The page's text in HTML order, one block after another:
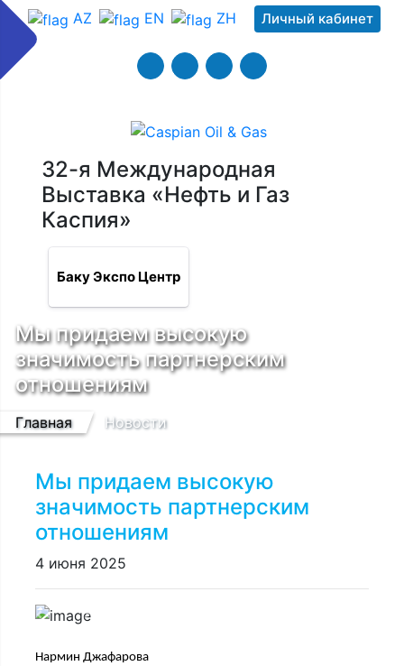
AZ EN ZH Личный кабинет
32-я Международная
Выставка «Нефть и Газ
Каспия»
Баку Экспо Центр
Мы придаем высокую
значимость партнерским
отношениям
Главная Новости
Мы придаем высокую
значимость партнерским
отношениям
4 июня 2025
PreviousNext
Нармин Джафарова